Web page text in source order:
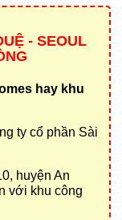
- SEOUL
hay khu
ty cổ phần Sài
huyện An
với khu công